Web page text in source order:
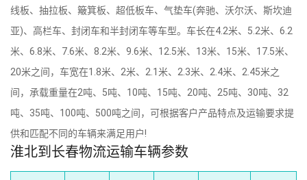
线板、抽拉板、簸箕板、超低板车、气垫车(奔驰、沃尔沃、斯坎迪
亚)、高栏车、封闭车和半封闭车等车型。车长在4.2米、5.2米、6.2
米、6.8米、7.6米、8.2米、9.6米、12.5米、13米、15米、17.5米、
20米之间，车宽在1.8米、2米、2.1米、2.3米、2.4米、2.45米之
间，承载重量在2吨、5吨、10吨、15吨、20吨、25吨、30吨、32
吨、35吨、100吨、500吨之间，可根据客户产品特点及运输要求提
供和匹配不同的车辆来满足用户!
淮北到长春物流运输车辆参数